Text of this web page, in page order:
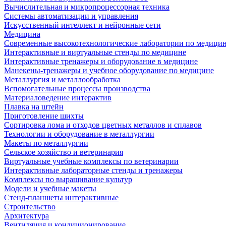
Вычислительная и микропроцессорная техника
Системы автоматизации и управления
Искусственный интеллект и нейронные сети
Медицина
Современные высокотехнологические лаборатории по
Интерактивные и виртуальные стенды по медицине
Интерактивные тренажеры и оборудование в медицине
Манекены-тренажеры и учебное оборудование по медицине
Металлургия и металлообработка
Вспомогательные процессы производства
Материаловедение интерактив
Плавка на штейн
Приготовление шихты
Сортировка лома и отходов цветных металлов и сплавов
Технологии и оборудование в металлургии
Макеты по металлургии
Сельское хозяйство и ветеринария
Виртуальные учебные комплексы по ветеринарии
Интерактивные лабораторные стенды и тренажеры
Комплексы по выращивание культур
Модели и учебные макеты
Стенд-планшеты интерактивные
Строительство
Архитектура